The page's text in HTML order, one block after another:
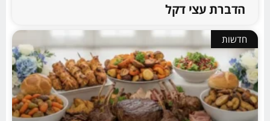
הדברת עצי דקל
חדשות